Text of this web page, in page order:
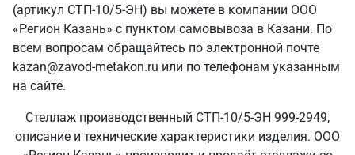
(артикул СТП-10/5-ЭН) вы можете в компании ООО
«Регион Казань» с пунктом самовывоза в Казани. По
всем вопросам обращайтесь по электронной почте
kazan@zavod-metakon.ru или по телефонам указанным
на сайте.
Стеллаж производственный СТП-10/5-ЭН 999-2949,
описание и технические характеристики изделия. ООО